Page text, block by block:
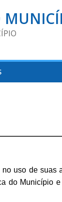
no uso de suas
do Município